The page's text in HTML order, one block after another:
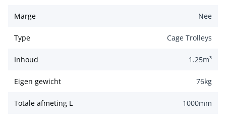
Marge Nee
Type Cage Trolleys
Inhoud 1.25m³
Eigen gewicht 76kg
Totale afmeting L 1000mm